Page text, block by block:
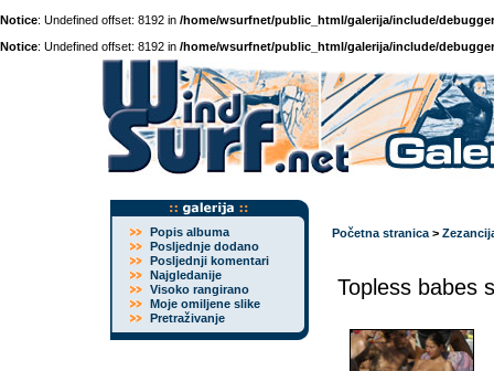
Notice: Undefined offset: 8192 in /home/wsurfnet/public_html/galerija/include/
Notice: Undefined offset: 8192 in /home/wsurfnet/public_html/galerija/include/
Popis albuma
Posljednje dodano
Posljednji komentari
Najgledanije
Visoko rangirano
Moje omiljene slike
Pretraživanje
Početna stranica >
Topless babes